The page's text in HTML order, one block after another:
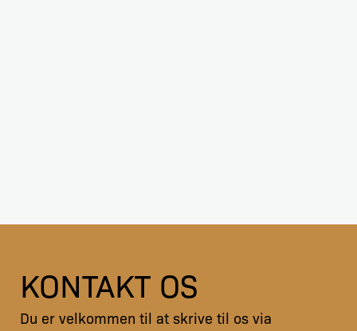
KONTAKT OS
Du er velkommen til at skrive til os via